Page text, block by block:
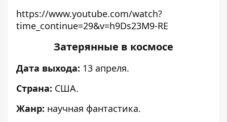
https://www.youtube.com/watch?
time_continue=29&v=h9Ds23M9-RE
Затерянные в космосе
Дата выхода: 13 апреля.
Страна: США.
Жанр: научная фантастика.